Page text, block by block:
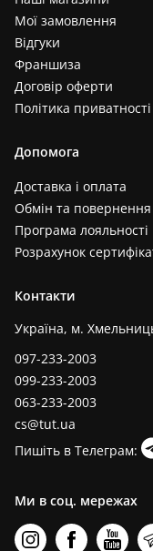
Мої замовлення
Відгуки
Франшиза
Договір оферти
Політика приватності
Допомога
Доставка і оплата
Обмін та повернення
Програма лояльності
Розрахунок
Контакти
Україна, м.
097-233-2003
099-233-2003
063-233-2003
cs@tut.ua
Пишіть в Телеграм:
Ми в соц. мережах